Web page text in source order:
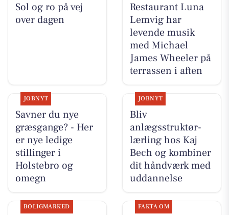
Sol og ro på vej
over dagen
Restaurant Luna
Lemvig har
levende musik
med Michael
James Wheeler på
terrassen i aften
JOBNYT
Savner du nye
græsgange? - Her
er nye ledige
stillinger i
Holstebro og
omegn
JOBNYT
Bliv
anlægsstruktør-
lærling hos Kaj
Bech og kombiner
dit håndværk med
uddannelse
BOLIGMARKED FAKTA OM